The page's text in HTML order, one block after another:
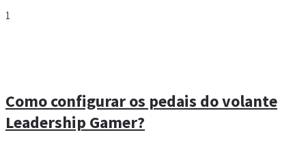
1
Como configurar os pedais do volante
Leadership Gamer?